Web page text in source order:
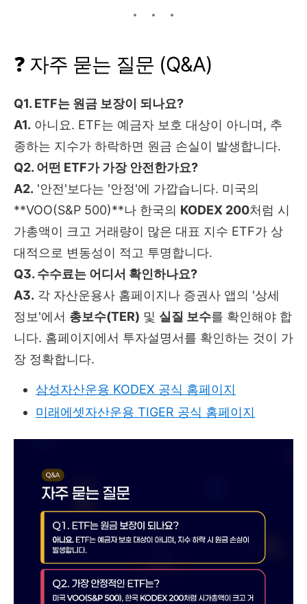
❓ 자주 묻는 질문 (Q&A)
Q1. ETF는 원금 보장이 되나요?
A1. 아니요. ETF는 예금자 보호 대상이 아니며, 추
종하는 지수가 하락하면 원금 손실이 발생합니다.
Q2. 어떤 ETF가 가장 안전한가요?
A2. '안전'보다는 '안정'에 가깝습니다. 미국의
**VOO(S&P 500)**나 한국의 KODEX 200처럼 시
가총액이 크고 거래량이 많은 대표 지수 ETF가 상
대적으로 변동성이 적고 투명합니다.
Q3. 수수료는 어디서 확인하나요?
A3. 각 자산운용사 홈페이지나 증권사 앱의 '상세
정보'에서 총보수(TER) 및 실질 보수를 확인해야 합
니다. 홈페이지에서 투자설명서를 확인하는 것이 가
장 정확합니다.
삼성자산운용 KODEX 공식 홈페이지
미래에셋자산운용 TIGER 공식 홈페이지